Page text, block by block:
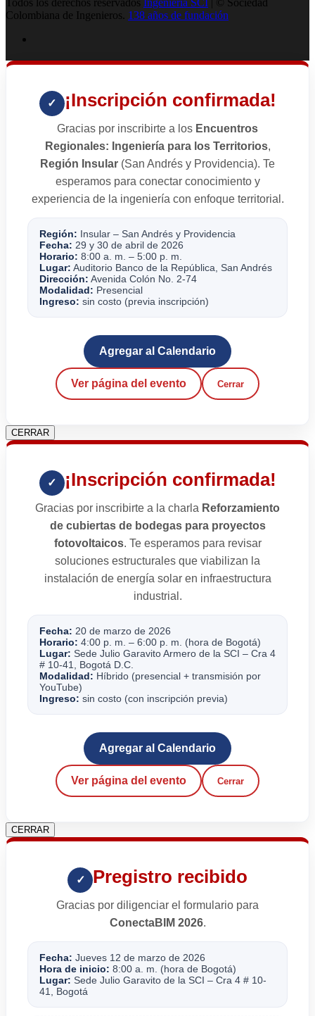
Todos los derechos reservados Ingenieria SCI
| © Sociedad
Colombiana de Ingenieros. 138 años de fundación
✓ ¡Inscripción confirmada!
Gracias por inscribirte a los Encuentros
Regionales: Ingeniería para los Territorios,
Región Insular (San Andrés y Providencia). Te
esperamos para conectar conocimiento y
experiencia de la ingeniería con enfoque territorial.
Región: Insular – San Andrés y Providencia
Fecha: 29 y 30 de abril de 2026
Horario: 8:00 a. m. – 5:00 p. m.
Lugar: Auditorio Banco de la República, San Andrés
Dirección: Avenida Colón No. 2-74
Modalidad: Presencial
Ingreso: sin costo (previa inscripción)
Agregar al Calendario
Ver página del evento Cerrar
CERRAR
✓ ¡Inscripción confirmada!
Gracias por inscribirte a la charla Reforzamiento
de cubiertas de bodegas para proyectos
fotovoltaicos. Te esperamos para revisar
soluciones estructurales que viabilizan la
instalación de energía solar en infraestructura
industrial.
Fecha: 20 de marzo de 2026
Horario: 4:00 p. m. – 6:00 p. m. (hora de Bogotá)
Lugar: Sede Julio Garavito Armero de la SCI – Cra 4
# 10-41, Bogotá D.C.
Modalidad: Híbrido (presencial + transmisión por
YouTube)
Ingreso: sin costo (con inscripción previa)
Agregar al Calendario
Ver página del evento Cerrar
CERRAR
✓ Pregistro recibido
Gracias por diligenciar el formulario para
ConectaBIM 2026.
Fecha: Jueves 12 de marzo de 2026
Hora de inicio: 8:00 a. m. (hora de Bogotá)
Lugar: Sede Julio Garavito de la SCI – Cra 4 # 10-
41, Bogotá